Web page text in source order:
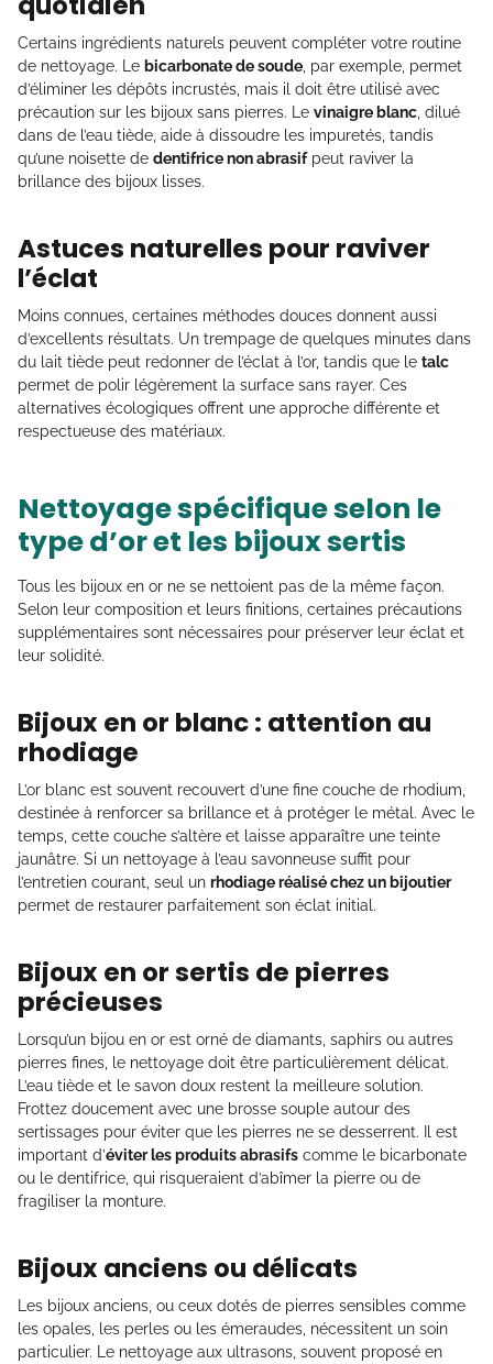
Certains ingrédients naturels peuvent compléter votre routine
de nettoyage. Le bicarbonate de soude , par exemple, permet
d’éliminer les dépôts incrustés, mais il doit être utilisé avec
précaution sur les bijoux sans pierres. Le vinaigre blanc , dilué
dans de l’eau tiède, aide à dissoudre les impuretés, tandis
qu’une noisette de dentifrice non abrasifpeut raviver la
brillance des bijoux lisses.
Astuces naturelles pour raviver
l’éclat
Moins connues, certaines méthodes douces donnent aussi
d’excellents résultats. Un trempage de quelques minutes dans
du lait tiède peut redonner de l’éclat à l’or, tandis que le talc
permet de polir légèrement la surface sans rayer. Ces
alternatives écologiques offrent une approche différente et
respectueuse des matériaux.
Nettoyage spécifique selon le
type d’or et les bijoux sertis
Tous les bijoux en or ne se nettoient pas de la même façon.
Selon leur composition et leurs finitions, certaines précautions
supplémentaires sont nécessaires pour préserver leur éclat et
leur solidité.
Bijoux en or blanc : attention au
rhodiage
L’or blanc est souvent recouvert d’une fine couche de rhodium,
destinée à renforcer sa brillance et à protéger le métal. Avec le
temps, cette couche s’altère et laisse apparaître une teinte
jaunâtre. Si un nettoyage à l’eau savonneuse suffit pour
l’entretien courant, seul un rhodiage réalisé chez un bijoutier
permet de restaurer parfaitement son éclat initial.
Bijoux en or sertis de pierres
précieuses
Lorsqu’un bijou en or est orné de diamants, saphirs ou autres
pierres fines, le nettoyage doit être particulièrement délicat.
L’eau tiède et le savon doux restent la meilleure solution.
Frottez doucement avec une brosse souple autour des
sertissages pour éviter que les pierres ne se desserrent. Il est
important d’éviter les produits abrasifs comme le bicarbonate
ou le dentifrice, qui risqueraient d’abîmer la pierre ou de
fragiliser la monture.
Bijoux anciens ou délicats
Les bijoux anciens, ou ceux dotés de pierres sensibles comme
les opales, les perles ou les émeraudes, nécessitent un soin
particulier. Le nettoyage aux ultrasons, souvent proposé en